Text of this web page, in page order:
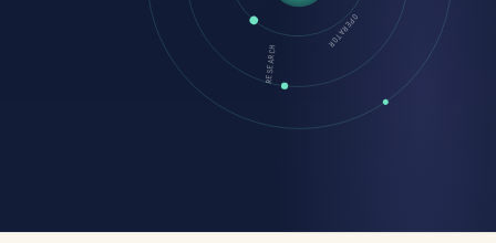
OPERATOR